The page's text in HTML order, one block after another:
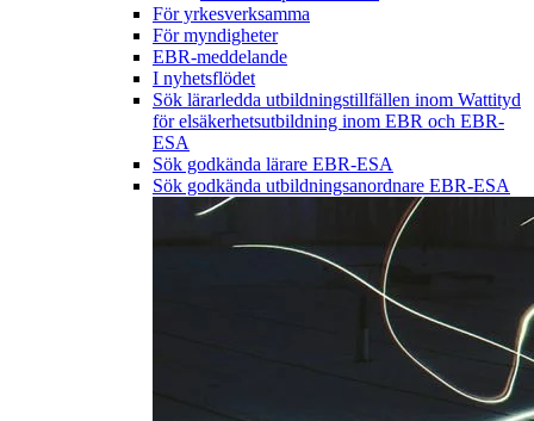
För yrkesverksamma
För myndigheter
EBR-meddelande
I nyhetsflödet
Sök lärarledda utbildningstillfällen inom Wattityd
för elsäkerhetsutbildning inom EBR och EBR-
ESA
Sök godkända lärare EBR-ESA
Sök godkända utbildningsanordnare EBR-ESA